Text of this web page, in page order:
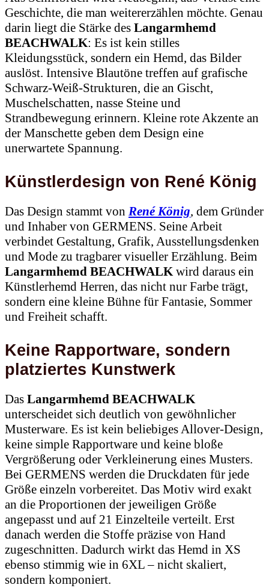
Geschichte, die man weitererzählen möchte. Genau
darin liegt die Stärke des Langarmhemd
BEACHWALK: Es ist kein stilles
Kleidungsstück, sondern ein Hemd, das Bilder
auslöst. Intensive Blautöne treffen auf grafische
Schwarz-Weiß-Strukturen, die an Gischt,
Muschelschatten, nasse Steine und
Strandbewegung erinnern. Kleine rote Akzente an
der Manschette geben dem Design eine
unerwartete Spannung.
Künstlerdesign von René König
Das Design stammt von René König, dem Gründer
und Inhaber von GERMENS. Seine Arbeit
verbindet Gestaltung, Grafik, Ausstellungsdenken
und Mode zu tragbarer visueller Erzählung. Beim
Langarmhemd BEACHWALKwird daraus ein
Künstlerhemd Herren, das nicht nur Farbe trägt,
sondern eine kleine Bühne für Fantasie, Sommer
und Freiheit schafft.
Keine Rapportware, sondern
platziertes Kunstwerk
Das Langarmhemd BEACHWALK
unterscheidet sich deutlich von gewöhnlicher
Musterware. Es ist kein beliebiges Allover-Design,
keine simple Rapportware und keine bloße
Vergrößerung oder Verkleinerung eines Musters.
Bei GERMENS werden die Druckdaten für jede
Größe einzeln vorbereitet. Das Motiv wird exakt
an die Proportionen der jeweiligen Größe
angepasst und auf 21 Einzelteile verteilt. Erst
danach werden die Stoffe präzise von Hand
zugeschnitten. Dadurch wirkt das Hemd in XS
ebenso stimmig wie in 6XL – nicht skaliert,
sondern komponiert.